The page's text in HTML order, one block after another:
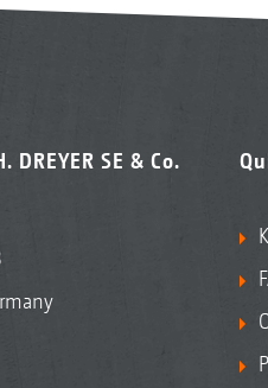
DREYER SE & Co.